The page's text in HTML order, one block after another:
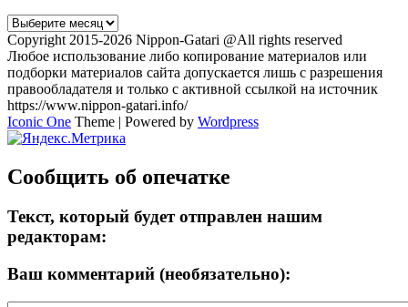
Архивы
Copyright 2015-2026 Nippon-Gatari @All rights reserved
Любое использование либо копирование материалов или
подборки материалов сайта допускается лишь с разрешения
правообладателя и только с активной ссылкой на источник
https://www.nippon-gatari.info/
Iconic One Theme | Powered by Wordpress
Сообщить об опечатке
Текст, который будет отправлен нашим
редакторам:
Ваш комментарий (необязательно):